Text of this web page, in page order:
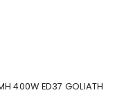
400W ED37 GOLIATH